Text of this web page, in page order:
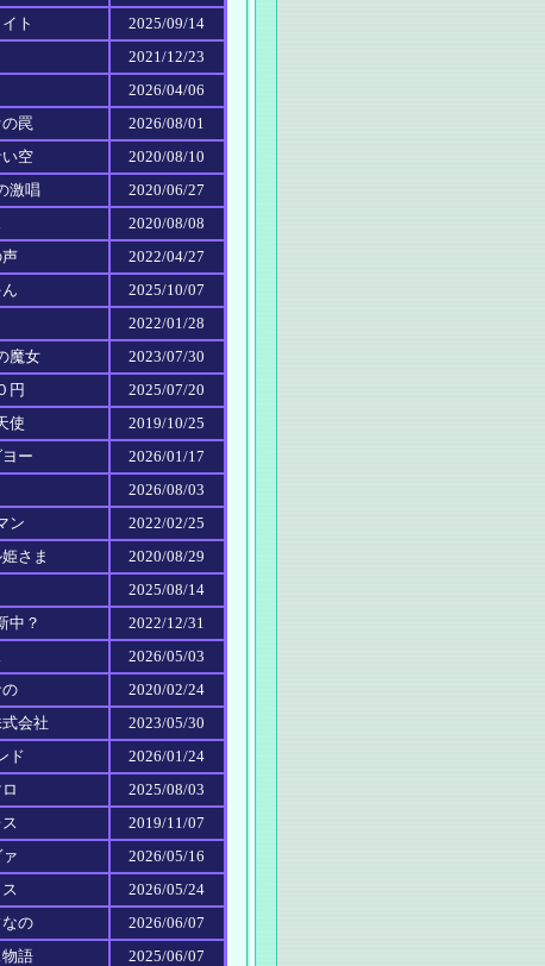
ト
2025/09/14
2021/12/23
2026/04/06
罠
2026/08/01
空
2020/08/10
激唱
2020/06/27
2020/08/08
2022/04/27
2025/10/07
2022/01/28
魔女
2023/07/30
円
2025/07/20
使
2019/10/25
ー
2026/01/17
2026/08/03
ン
2022/02/25
さま
2020/08/29
2025/08/14
中？
2022/12/31
2026/05/03
2020/02/24
会社
2023/05/30
ド
2026/01/24
2025/08/03
2019/11/07
2026/05/16
2026/05/24
の
2026/06/07
語
2025/06/07